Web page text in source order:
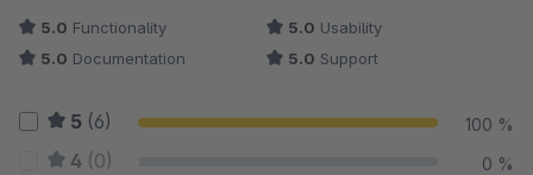
5.0 Functionality 5.0 Usability
5.0 Documentation 5.0 Support
5 (6) 100 %
4 (0) 0 %